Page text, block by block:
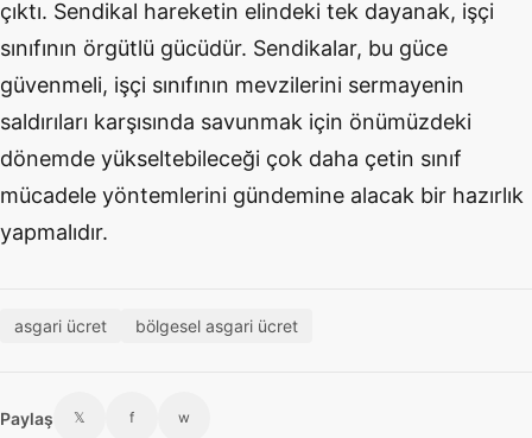
çıktı. Sendikal hareketin elindeki tek dayanak, işçi
sınıfının örgütlü gücüdür. Sendikalar, bu güce
güvenmeli, işçi sınıfının mevzilerini sermayenin
saldırıları karşısında savunmak için önümüzdeki
dönemde yükseltebileceği çok daha çetin sınıf
mücadele yöntemlerini gündemine alacak bir hazırlık
yapmalıdır.
asgari ücret bölgesel asgari ücret
Paylaş 𝕏 f w